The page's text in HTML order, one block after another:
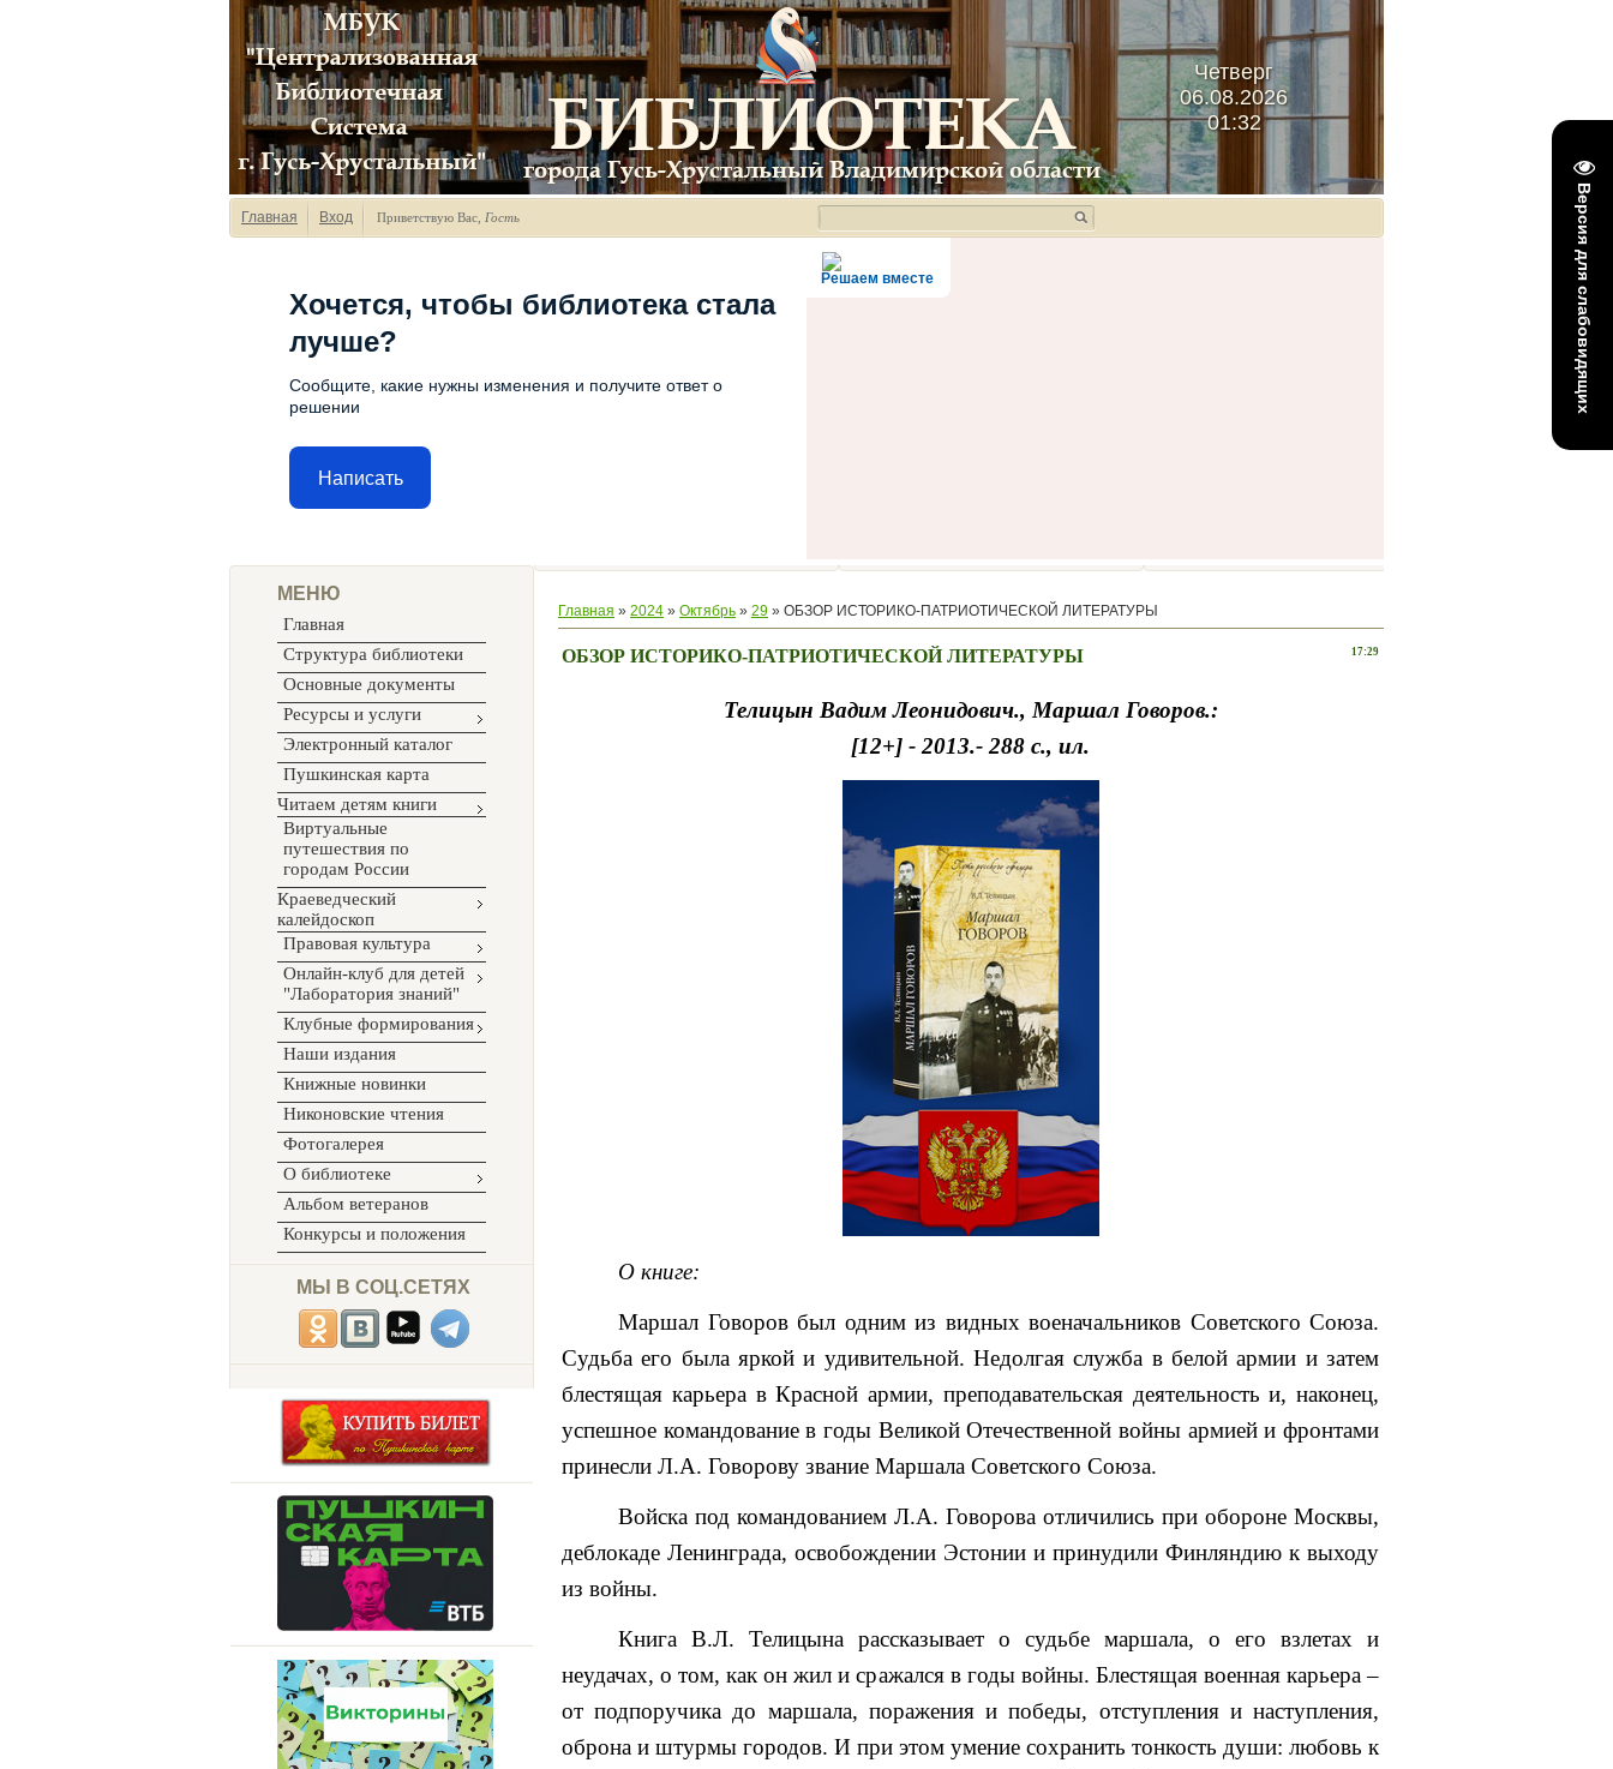
Версия для слабовидящих
Четверг
06.08.2026
01:32
Главная Вход Приветствую Вас Гость
Решаем вместе
Хочется, чтобы библиотека стала
лучше?
Сообщите, какие нужны изменения и получите ответ о
решении
Написать
МЕНЮ
Главная
Структура библиотеки
Основные документы
Ресурсы и услуги
Электронный каталог
Пушкинская карта
Читаем детям книги
Виртуальные
путешествия по
городам России
Краеведческий
калейдоскоп
Правовая культура
Онлайн-клуб для детей
"Лаборатория знаний"
Клубные формирования
Наши издания
Книжные новинки
Никоновские чтения
Фотогалерея
О библиотеке
Альбом ветеранов
Конкурсы и положения
МЫ В СОЦ.СЕТЯХ
Главная » 2024 » Октябрь » 29 » ОБЗОР ИСТОРИКО-ПАТРИОТИЧЕСКОЙ ЛИТЕРАТУРЫ
17:29
ОБЗОР ИСТОРИКО-ПАТРИОТИЧЕСКОЙ ЛИТЕРАТУРЫ
Телицын Вадим Леонидович., Маршал Говоров.:
[12+] - 2013.- 288 с., ил.
О книге:
Маршал Говоров был одним из видных военачальников Советского Союза.
Судьба его была яркой и удивительной. Недолгая служба в белой армии и затем
блестящая карьера в Красной армии, преподавательская деятельность и, наконец,
успешное командование в годы Великой Отечественной войны армией и фронтами
принесли Л.А. Говорову звание Маршала Советского Союза.
Войска под командованием Л.А. Говорова отличились при обороне Москвы,
деблокаде Ленинграда, освобождении Эстонии и принудили Финляндию к выходу
из войны.
Книга В.Л. Телицына рассказывает о судьбе маршала, о его взлетах и
неудачах, о том, как он жил и сражался в годы войны. Блестящая военная карьера –
от подпоручика до маршала, поражения и победы, отступления и наступления,
оброна и штурмы городов. И при этом умение сохранить тонкость души: любовь к